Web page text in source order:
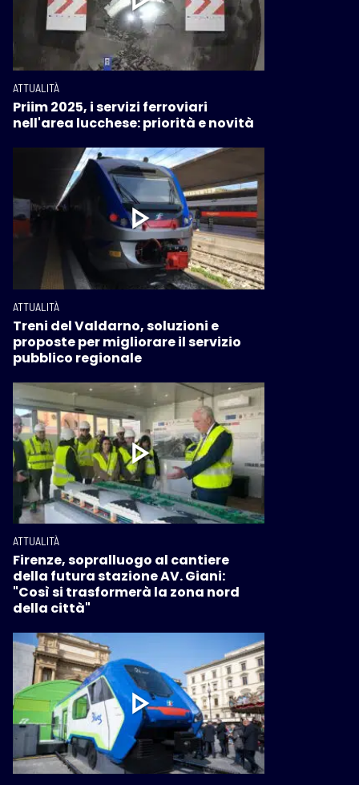
ATTUALITÀ
Priim 2025, i servizi ferroviari
nell'area lucchese: priorità e novità
ATTUALITÀ
Treni del Valdarno, soluzioni e
proposte per migliorare il servizio
pubblico regionale
ATTUALITÀ
Firenze, sopralluogo al cantiere
della futura stazione AV. Giani:
"Così si trasformerà la zona nord
della città"